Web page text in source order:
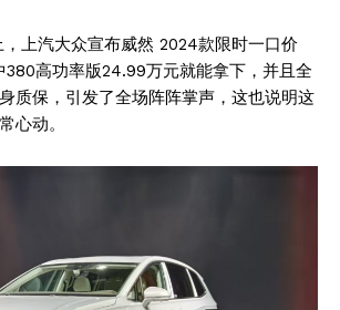
上汽大众宣布威然 2024款限时一口价
380高功率版24.99万元就能拿下，并且全
质保，引发了全场阵阵掌声，这也说明这
心动。